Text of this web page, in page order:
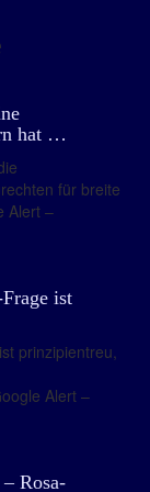
hat …
für breite
Alert –
ist
prinzipientreu,
Alert –
Rosa-